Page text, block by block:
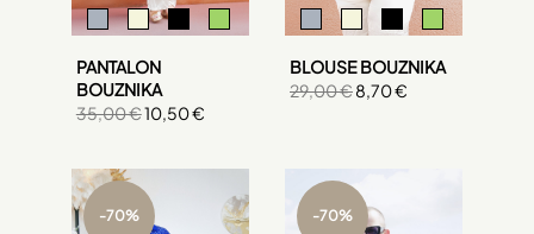
PANTALON
BOUZNIKA
35,00 €10,50 €
+3
BLOUSE BOUZNIKA
29,00 €8,70 €
-70% -70%